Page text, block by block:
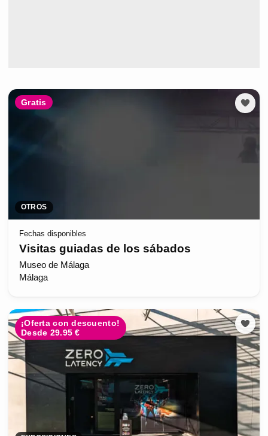
Gratis
OTROS
Fechas disponibles
Visitas guiadas de los sábados
Museo de Málaga
Málaga
¡Oferta con descuento!
Desde 29.95 €